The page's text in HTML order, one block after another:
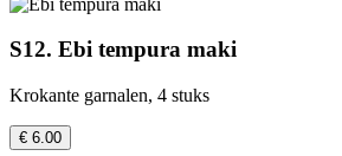
S12. Ebi tempura maki
Krokante garnalen, 4 stuks
€ 6.00